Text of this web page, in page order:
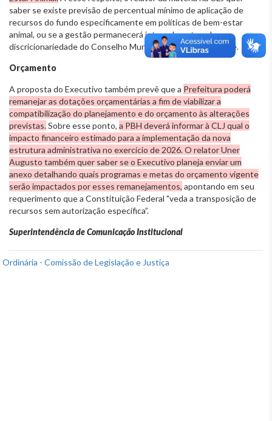
saber se existe previsão de percentual mínimo de aplicação de
recursos do fundo especificamente em políticas de bem-estar
animal, ou se a gestão permanecerá integralmente sob
discricionariedade do Conselho Municipal do Meio Ambiente.
Orçamento
A proposta do Executivo também prevê que a Prefeitura poderá
remanejar as dotações orçamentárias a fim de viabilizar a
compatibilização do planejamento e do orçamento às alterações
previstas.Sobre esse ponto, a PBH deverá informar à CLJ qual o
impacto financeiro estimado para a implementação da nova
estrutura administrativa no exercício de 2026. O relator Uner
Augusto também quer saber se o Executivo planeja enviar um
anexo detalhando quais programas e metas do orçamento vigente
serão impactados por esses remanejamentos, apontando em seu
requerimento que a Constituição Federal "veda a transposição de
recursos sem autorização específica”.
Superintendência de Comunicação Institucional